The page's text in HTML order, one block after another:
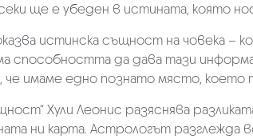
ще е убеден в истината, която
истинска същност на човека –
способността да дава тази
имаме едно познато място,
Хули Леонис разяснява
ни карта. Астрологът разглежда